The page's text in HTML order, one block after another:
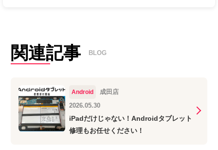
関連記事 BLOG
Android
成田店
2026.05.30
iPadだけじゃない！Androidタブレット
修理もお任せください！